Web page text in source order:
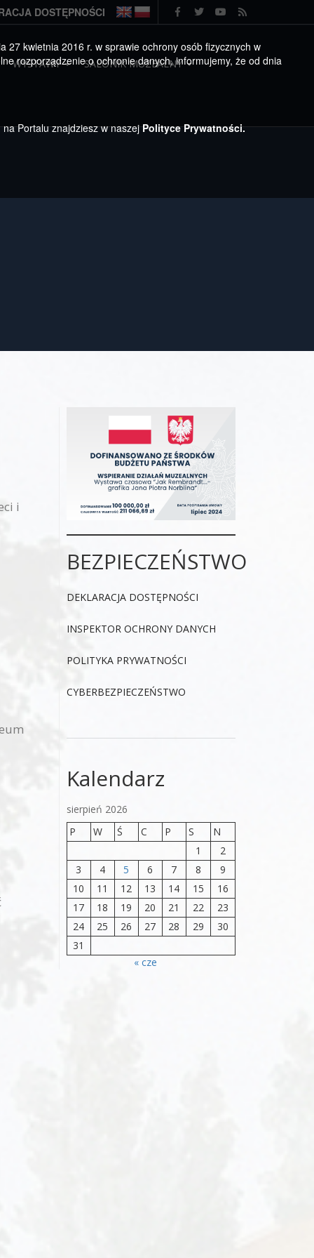
DOSTĘPNOŚCI
WYSTAWY SALONIK MUZEALNY
i
BEZPIECZEŃSTWO
DEKLARACJA DOSTĘPNOŚCI
INSPEKTOR OCHRONY DANYCH
POLITYKA PRYWATNOŚCI
CYBERBEZPIECZEŃSTWO
Kalendarz
sierpień 2026
P
W Ś C P S
N
1
2
3
4 5 6 7 8
9
10
11 12 13 14 15
16
17
18 19 20 21 22
23
24
25 26 27 28 29
30
31
« cze
27 kwietnia 2016 r. w sprawie ochrony osób fizycznych w
rozporządzenie o ochronie danych, informujemy, że od dnia
na Portalu znajdziesz w naszejPolityce Prywatności.